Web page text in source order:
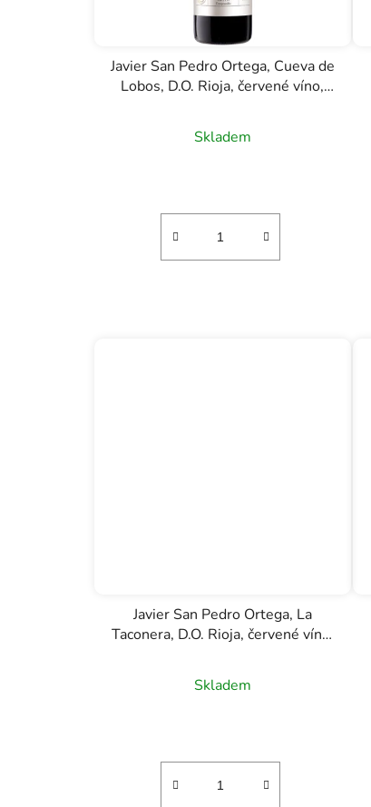
Javier San Pedro Ortega, Cueva de
Lobos, D.O. Rioja, červené víno,
Skladem
Javier San Pedro Ortega, La
Taconera, D.O. Rioja, červené víno,
Skladem